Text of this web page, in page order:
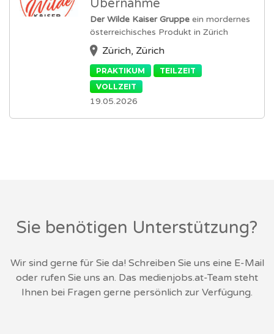
Übernahme
Der Wilde Kaiser Gruppe ein mordernes
österreichisches Produkt in Zürich
Zürich, Zürich
PRAKTIKUM
TEILZEIT
VOLLZEIT
19.05.2026
Sie benötigen Unterstützung?
Wir sind gerne für Sie da! Schreiben Sie uns eine E-Mail
oder rufen Sie uns an. Das medienjobs.at-Team steht
Ihnen bei Fragen gerne persönlich zur Verfügung.